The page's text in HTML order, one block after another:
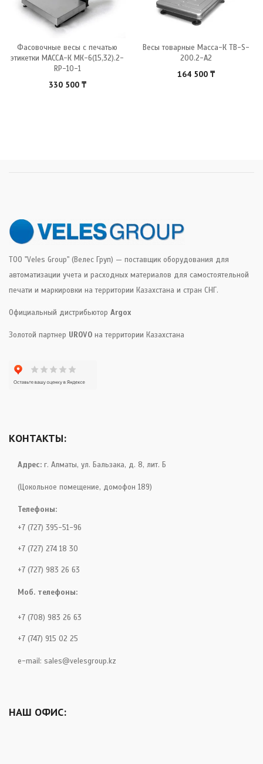
Фасовочные весы с печатью
этикетки МАССА-К МК-6(15,32).2-
RP-10-1
330 500 ₸
Весы товарные Масса-К ТB-S-
200.2-А2
164 500 ₸
ТОО "Veles Group" (Велес Груп) — поставщик оборудования для
автоматизации учета и расходных материалов для самостоятельной
печати и маркировки на территории Казахстана и стран СНГ.
Официальный дистрибьютор Argox
Золотой партнер UROVO на территории Казахстана
КОНТАКТЫ:
Адрес: г. Алматы, ул. Бальзака, д. 8, лит. Б
(Цокольное помещение, домофон 189)
Телефоны:
+7 (727) 395-51-96
+7 (727) 274 18 30
+7 (727) 983 26 63
Моб. телефоны:
+7 (708) 983 26 63
+7 (747) 915 02 25
e-mail: sales@velesgroup.kz
НАШ ОФИС: